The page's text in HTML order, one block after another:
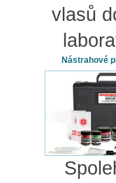
vlasů
Nástrahové